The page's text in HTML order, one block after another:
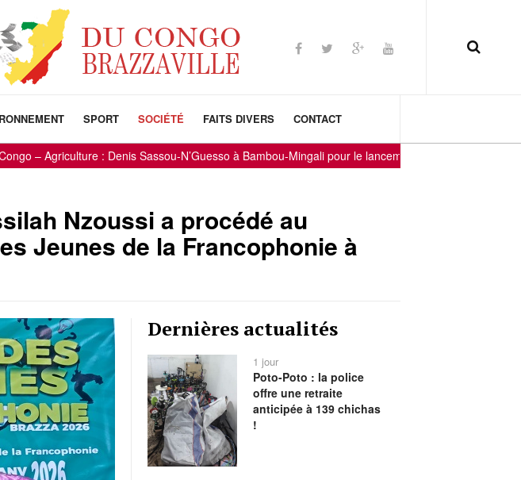
SPORT SOCIÉTÉ FAITS DIVERS CONTACT
: Denis Sassou-N’Guesso à Bambou-Mingali pour le lancement de la 2e édition de la Grande
Nzoussi a procédé au
Jeunes de la Francophonie à
Dernières actualités
1 jour
Poto-Poto : la police
offre une retraite
anticipée à 139 chichas
!